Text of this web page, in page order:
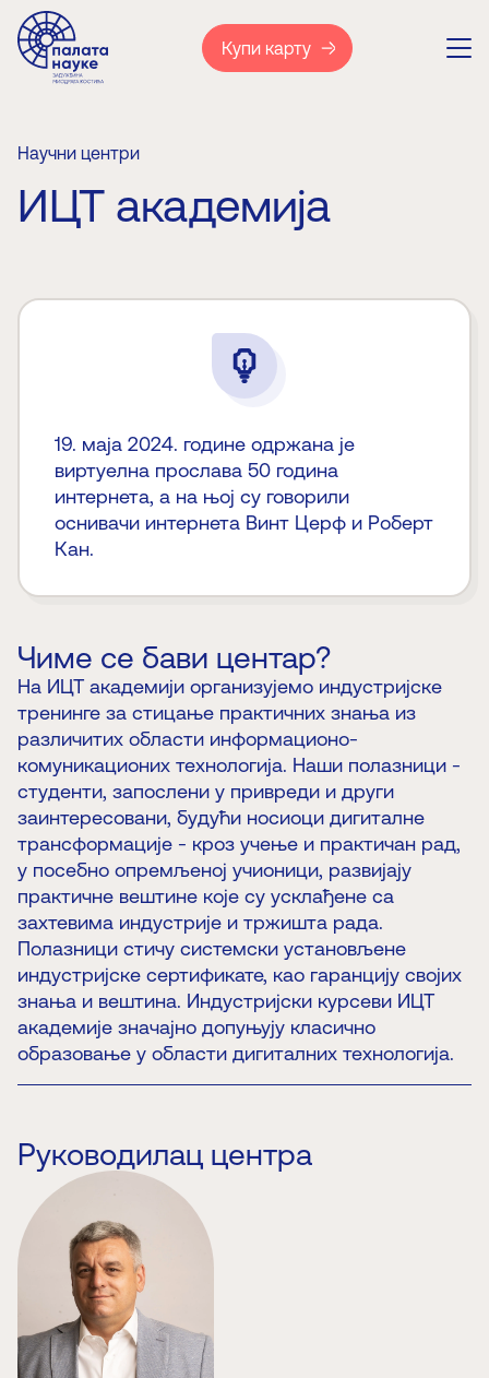
Купи карту
Научни центри
ИЦТ академија
19. маја 2024. године одржана је
виртуелна прослава 50 година
интернета, а на њој су говорили
оснивачи интернета Винт Церф и Роберт
Кан.
Чиме се бави центар?
На ИЦТ академији организујемо индустријске
тренинге за стицање практичних знања из
различитих области информационо-
комуникационих технологија. Наши полазници -
студенти, запослени у привреди и други
заинтересовани, будући носиоци дигиталне
трансформације - кроз учење и практичан рад,
у посебно опремљеној учионици, развијају
практичне вештине које су усклађене са
захтевима индустрије и тржишта рада.
Полазници стичу системски установљене
индустријске сертификате, као гаранцију својих
знања и вештина. Индустријски курсеви ИЦТ
академије значајно допуњују класично
образовање у области дигиталних технологија.
Руководилац центра